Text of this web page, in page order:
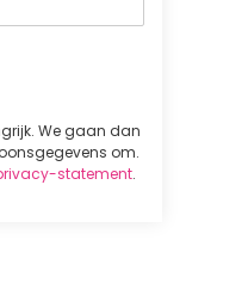
We gaan dan
om.
statement.